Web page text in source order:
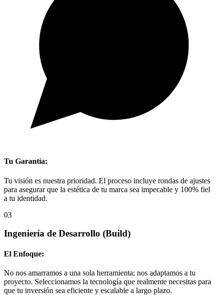
Tu Garantía:
Tu visión es nuestra prioridad. El proceso incluye rondas de ajustes
para asegurar que la estética de tu marca sea impecable y 100% fiel
a tu identidad.
03
Ingeniería de Desarrollo (Build)
El Enfoque:
No nos amarramos a una sola herramienta; nos adaptamos a tu
proyecto. Seleccionamos la tecnología que realmente necesitas para
que tu inversión sea eficiente y escalable a largo plazo.